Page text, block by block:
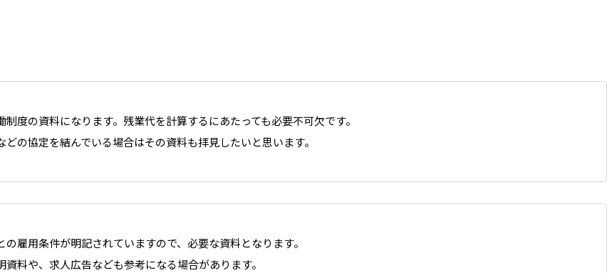
制度の資料になります。残業代を計算するにあたっても必要不可欠です。
の協定を結んでいる場合はその資料も拝見したいと思います。
雇用条件が明記されていますので、必要な資料となります。
料や、求人広告なども参考になる場合があります。